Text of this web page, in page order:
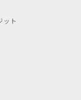
ット